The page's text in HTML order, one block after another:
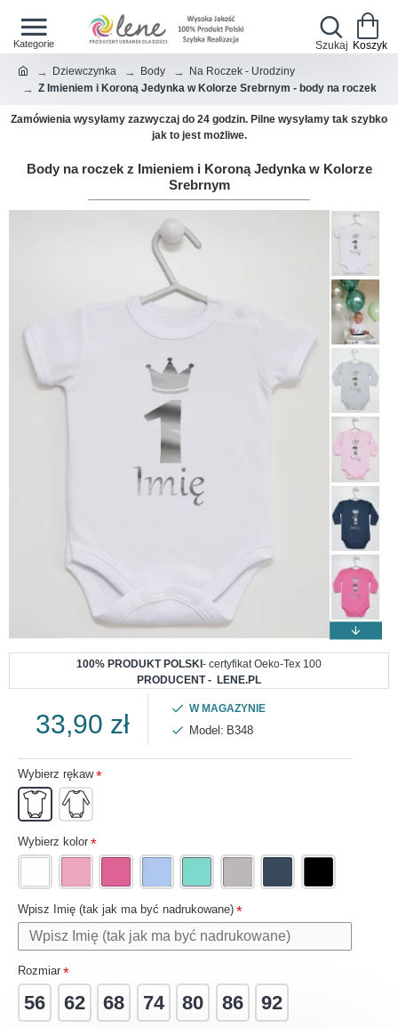
Dziewczynka Body
Na Roczek - Urodziny
Z Imieniem i Koroną Jedynka w Kolorze Srebrnym - body na roczek
Zamówienia wysyłamy zazwyczaj do 24 godzin. Pilne wysyłamy tak szybko
jak to jest możliwe.
Body na roczek z Imieniem i Koroną Jedynka w Kolorze
Srebrnym
100% PRODUKT POLSKI - certyfikat Oeko-Tex 100
PRODUCENT - LENE.PL
33,90 zł
W MAGAZYNIE
Model: B348
Wybierz rękaw
Wybierz kolor
Wpisz Imię (tak jak ma być nadrukowane)
Rozmiar
56 62 68 74 80 86 92